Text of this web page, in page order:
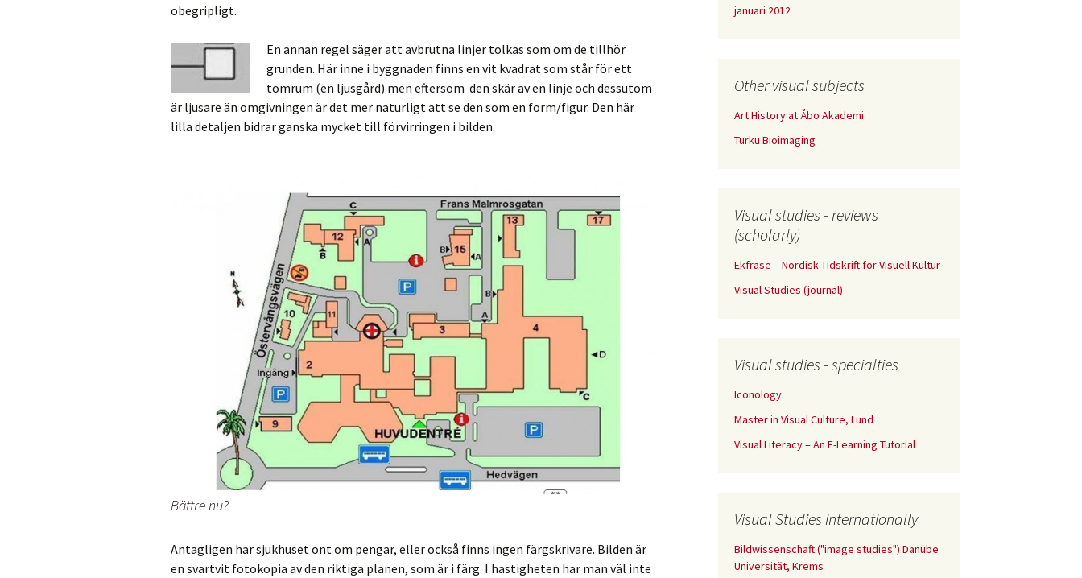
obegripligt.
En annan regel säger att avbrutna linjer tolkas som om de tillhör
grunden. Här inne i byggnaden finns en vit kvadrat som står för ett
tomrum (en ljusgård) men eftersom den skär av en linje och dessutom
är ljusare än omgivningen är det mer naturligt att se den som en form/figur. Den här
lilla detaljen bidrar ganska mycket till förvirringen i bilden.
Bättre nu?
Antagligen har sjukhuset ont om pengar, eller också finns ingen färgskrivare. Bilden är
en svartvit fotokopia av den riktiga planen, som är i färg. I hastigheten har man väl inte
januari 2012
Other visual subjects
Art History at Åbo Akademi
Turku Bioimaging
Visual studies - reviews
(scholarly)
Ekfrase – Nordisk Tidskrift for Visuell Kultur
Visual Studies (journal)
Visual studies - specialties
Iconology
Master in Visual Culture, Lund
Visual Literacy – An E-Learning Tutorial
Visual Studies internationally
Bildwissenschaft ("image studies") Danube
Universität, Krems